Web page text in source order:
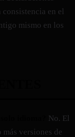
en el
mismo en los
No. El
versiones de